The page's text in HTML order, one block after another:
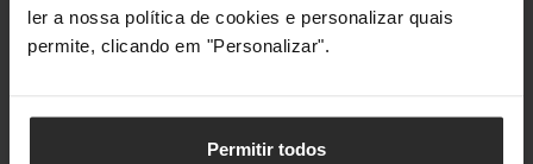
ler a nossa política de cookies e personalizar quais
permite, clicando em "Personalizar".
Permitir todos
(0)
Preço reduzido de
429,90 € para
Incl. IVA
Preço reduzido de
99,90 €
Incl. IVA
1 em stock